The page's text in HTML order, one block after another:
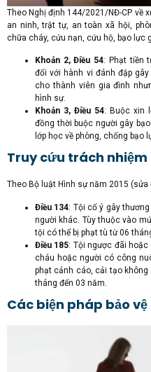
Theo Nghị định 144/2021/NĐ-CP về
an ninh, trật tự, an toàn xã hội,
chữa cháy, cứu nạn, cứu hộ, bạo lực
Khoản 2, Điều 54: Phạt tiền
đối với hành vi đánh đập
cho thành viên gia đình
hình sự.
Khoản 3, Điều 54: Buộc xin
đồng thời buộc người gây
lớp học về phòng, chống bạo
Truy cứu trách nhiệm
Theo Bộ luật Hình sự năm 2015 (sửa
Điều 134: Tội cố ý gây
người khác. Tùy thuộc vào
tội có thể bị phạt tù từ 06
Điều 185: Tội ngược đãi hoặc
cháu hoặc người có công
phạt cảnh cáo, cải tạo
tháng đến 03 năm.
Các biện pháp bảo vệ